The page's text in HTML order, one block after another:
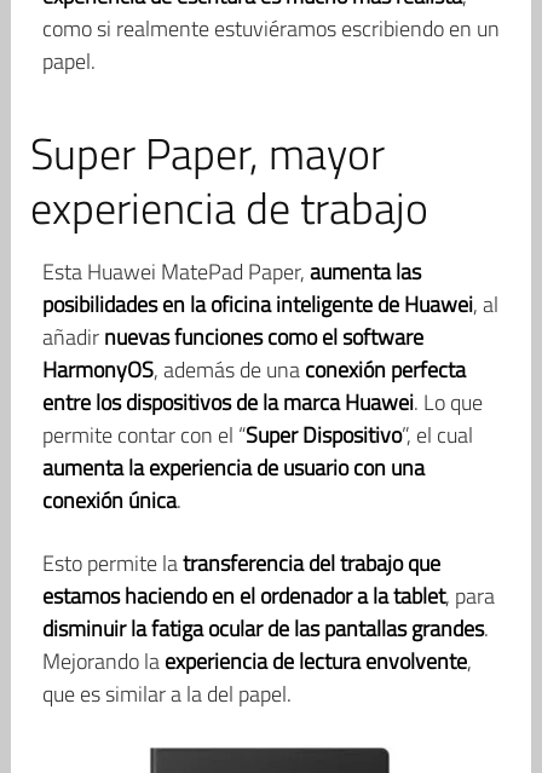
como si realmente estuviéramos escribiendo en un
papel.
Super Paper, mayor
experiencia de trabajo
Esta Huawei MatePad Paper,aumenta las
posibilidades en la oficina inteligente de Huawei, al
añadirnuevas funciones como el software
HarmonyOS, además de unaconexión perfecta
entre los dispositivos de la marca Huawei. Lo que
permite contar con el “Super Dispositivo”, el cual
aumenta la experiencia de usuario con una
conexión única.
Esto permite latransferencia del trabajo que
estamos haciendo en el ordenador a la tablet, para
disminuir la fatiga ocular de las pantallas grandes.
Mejorando laexperiencia de lectura envolvente,
que es similar a la del papel.